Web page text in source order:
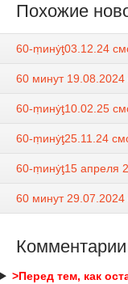
Похожие
60-ṃинẏƫ03.12.24
60 минут 19.08.2024
60-ṃинẏƫ10.02.25
60-ṃинẏƫ25.11.24
60-ṃинẏƫ15 апреля
60 минут 29.07.2024
>Перед тем, как